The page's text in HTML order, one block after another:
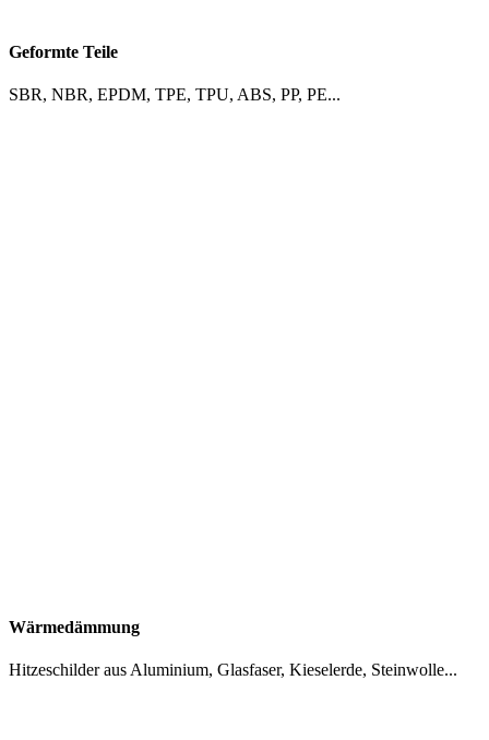
Geformte Teile
SBR, NBR, EPDM, TPE, TPU, ABS, PP, PE...
Wärmedämmung
Hitzeschilder aus Aluminium, Glasfaser, Kieselerde, Steinwolle...